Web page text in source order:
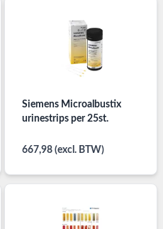
Siemens Microalbustix
urinestrips per 25st.
667,98 (excl. BTW)